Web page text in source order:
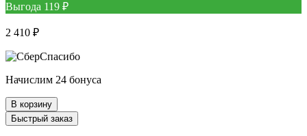
Выгода 119 ₽
2 410 ₽
Начислим 24 бонуса
В корзину
Быстрый заказ